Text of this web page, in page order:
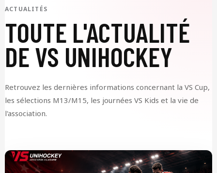
ACTUALITÉS
TOUTE L'ACTUALITÉ
DE VS UNIHOCKEY
Retrouvez les dernières informations concernant la VS Cup,
les sélections M13/M15, les journées VS Kids et la vie de
l'association.